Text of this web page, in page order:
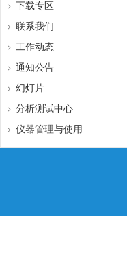
下载专区
联系我们
工作动态
通知公告
幻灯片
分析测试中心
仪器管理与使用